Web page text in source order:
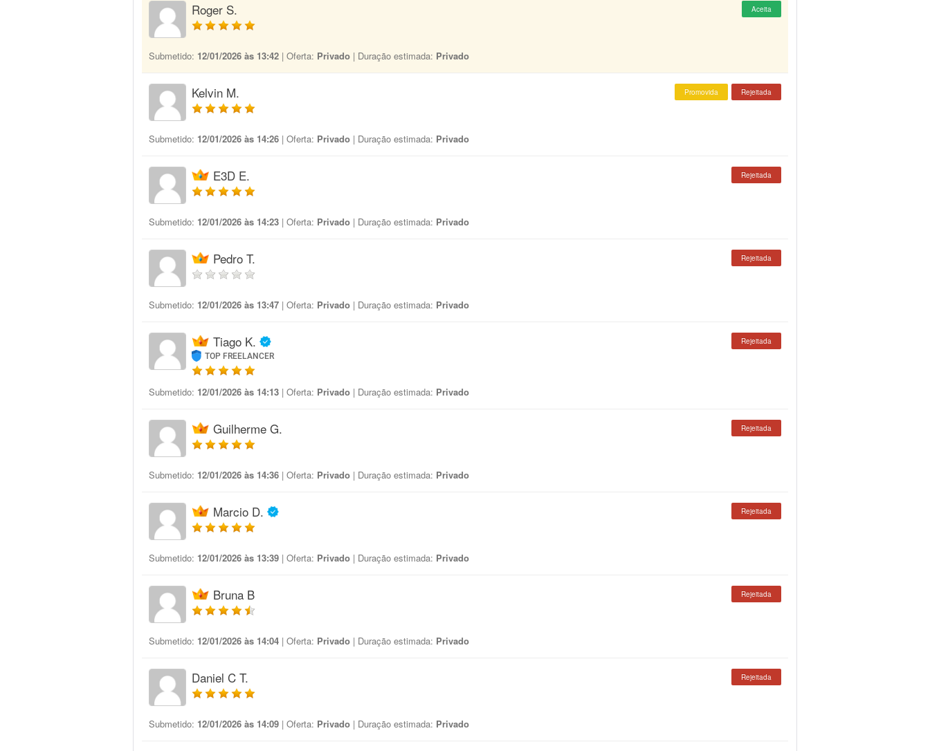
Roger S. Aceita
Submetido: 12/01/2026 às 13:42 | Oferta: Privado | Duração estimada: Privado
Kelvin M. Promovida Rejeitada
Submetido: 12/01/2026 às 14:26 | Oferta: Privado | Duração estimada: Privado
E3D E. Rejeitada
Submetido: 12/01/2026 às 14:23 | Oferta: Privado | Duração estimada: Privado
Pedro T. Rejeitada
Submetido: 12/01/2026 às 13:47 | Oferta: Privado | Duração estimada: Privado
Tiago K.
TOP FREELANCER
Rejeitada
Submetido: 12/01/2026 às 14:13 | Oferta: Privado | Duração estimada: Privado
Guilherme G. Rejeitada
Submetido: 12/01/2026 às 14:36 | Oferta: Privado | Duração estimada: Privado
Marcio D. Rejeitada
Submetido: 12/01/2026 às 13:39 | Oferta: Privado | Duração estimada: Privado
Bruna B Rejeitada
Submetido: 12/01/2026 às 14:04 | Oferta: Privado | Duração estimada: Privado
Daniel C T. Rejeitada
Submetido: 12/01/2026 às 14:09 | Oferta: Privado | Duração estimada: Privado